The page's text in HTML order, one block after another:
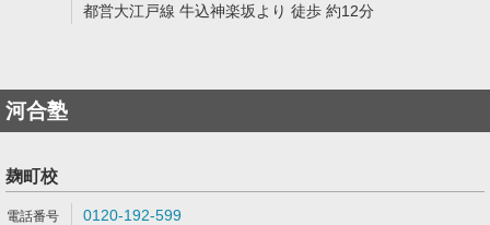
都営大江戸線 牛込神楽坂より 徒歩 約12分
河合塾
麹町校
0120-192-599